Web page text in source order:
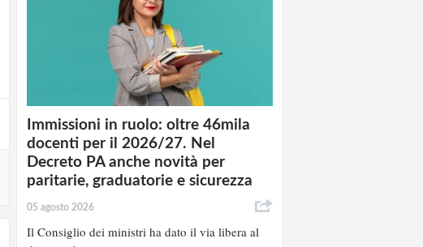
Immissioni in ruolo: oltre 46mila
docenti per il 2026/27. Nel
Decreto PA anche novità per
paritarie, graduatorie e sicurezza
05 agosto 2026
Il Consiglio dei ministri ha dato il via libera al